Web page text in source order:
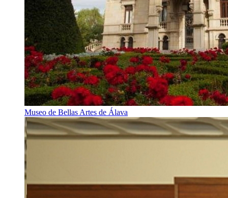
Museo de Bellas Artes de Álava